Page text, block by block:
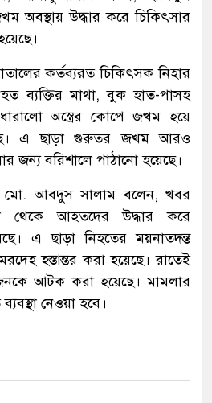
অবস্থায় উদ্ধার করে চিকিৎসার
কর্তব্যরত চিকিৎসক নিহার
ব্যক্তির মাথা, বুক হাত-পাসহ
ধারালো অস্ত্রের কোপে জখম হয়ে
এ ছাড়া গুরুতর জখম আরও
জন্য বরিশালে পাঠানো হয়েছে।
মো. আবদুস সালাম বলেন, খবর
থেকে আহতদের উদ্ধার করে
এ ছাড়া নিহতের ময়নাতদন্ত
হস্তান্তর করা হয়েছে। রাতেই
আটক করা হয়েছে। মামলার
নেওয়া হবে।